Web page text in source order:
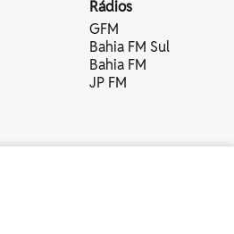
Rádios
GFM
Bahia FM Sul
Bahia FM
JP FM